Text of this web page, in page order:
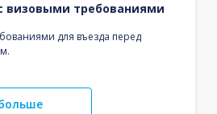
визовыми требованиями
для въезда перед